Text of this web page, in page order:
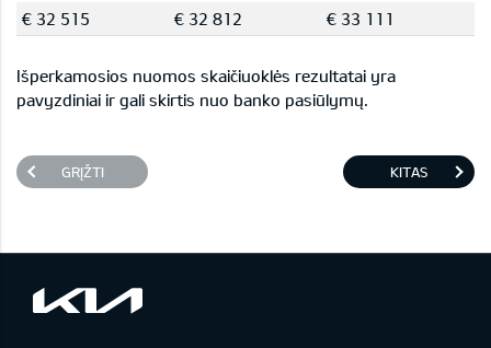
€ 32 515
€ 32 812 € 33 111
Išperkamosios nuomos skaičiuoklės rezultatai yra
pavyzdiniai ir gali skirtis nuo banko pasiūlymų.
GRĮŽTI KITAS